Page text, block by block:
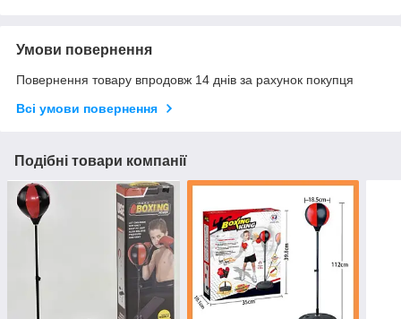
Умови повернення
Повернення товару впродовж 14 днів за рахунок покупця
Всі умови повернення
Подібні товари компанії